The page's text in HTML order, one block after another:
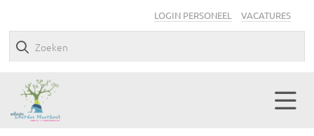
LOGIN PERSONEEL VACATURES